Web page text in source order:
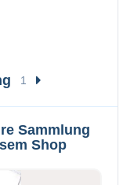
1
Sammlung
Shop